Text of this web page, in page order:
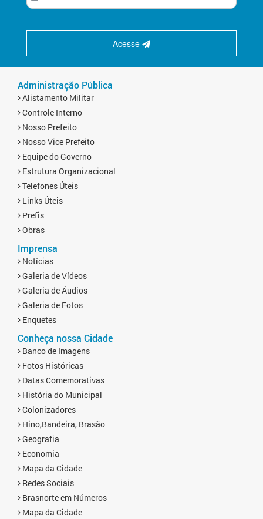
Acesse
Administração Pública
Alistamento Militar
Controle Interno
Nosso Prefeito
Nosso Vice Prefeito
Equipe do Governo
Estrutura Organizacional
Telefones Úteis
Links Úteis
Prefis
Obras
Imprensa
Notícias
Galeria de Vídeos
Galeria de Áudios
Galeria de Fotos
Enquetes
Conheça nossa Cidade
Banco de Imagens
Fotos Históricas
Datas Comemorativas
História do Municipal
Colonizadores
Hino,Bandeira, Brasão
Geografia
Economia
Mapa da Cidade
Redes Sociais
Brasnorte em Números
Mapa da Cidade